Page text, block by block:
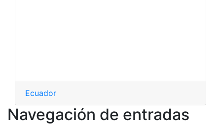
Ecuador
Navegación de entradas